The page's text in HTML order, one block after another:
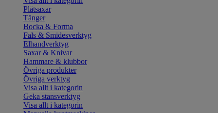
Plåtsaxar
Tänger
Bocka & Forma
Fals & Smidesverktyg
Elhandverktyg
Saxar & Knivar
Hammare & klubbor
Övriga produkter
Övriga verktyg
Visa allt i kategorin
Geka stansverktyg
Visa allt i kategorin